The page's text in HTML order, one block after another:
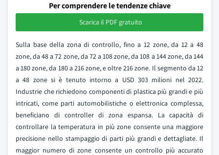
Per comprendere le tendenze chiave
Scarica il PDF gratuito
Sulla base della zona di controllo, fino a 12 zone, da 12 a 48
zone, da 48 a 72 zone, da 72 a 108 zone, da 108 a 144 zone, da 144
a 180 zone, da 180 a 216 zone, e oltre 216 zone. Il segmento da 12
a 48 zone si è tenuto intorno a USD 303 milioni nel 2022.
Industrie che richiedono componenti di plastica più grandi e più
intricati, come parti automobilistiche o elettronica complessa,
beneficiano di controller di zona espansa. La capacità di
controllare la temperatura in più zone consente una maggiore
precisione nello stampaggio di parti più grandi e dettagliate. Il
maggior numero di zone consente un controllo più accurato